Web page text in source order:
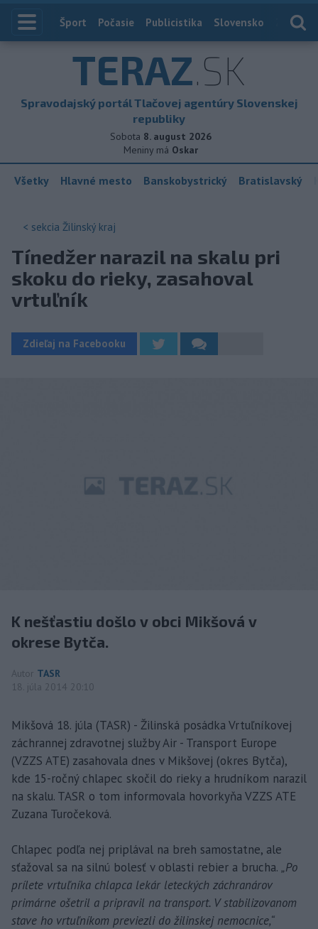
Index
Šport Počasie Publicistika Slovensko
TERAZ.SK
Spravodajský portál Tlačovej agentúry Slovenskej
republiky
Sobota 8. august 2026
Meniny má Oskar
Všetky Hlavné mesto Banskobystrický Bratislavský
< sekcia Žilinský kraj
Tínedžer narazil na skalu pri
skoku do rieky, zasahoval
vrtuľník
Zdieľaj na Facebooku
K nešťastiu došlo v obci Mikšová v
okrese Bytča.
Autor TASR
18. júla 2014 20:10
Mikšová 18. júla (TASR) - Žilinská posádka Vrtuľníkovej
záchrannej zdravotnej služby Air - Transport Europe
(VZZS ATE) zasahovala dnes v Mikšovej (okres Bytča),
kde 15-ročný chlapec skočil do rieky a hrudníkom narazil
na skalu. TASR o tom informovala hovorkyňa VZZS ATE
Zuzana Turočeková.
Chlapec podľa nej priplával na breh samostatne, ale
sťažoval sa na silnú bolesť v oblasti rebier a brucha. „Po
prílete vrtuľníka chlapca lekár leteckých záchranárov
primárne ošetril a pripravil na transport. V stabilizovanom
stave ho vrtuľníkom previezli do žilinskej nemocnice,“